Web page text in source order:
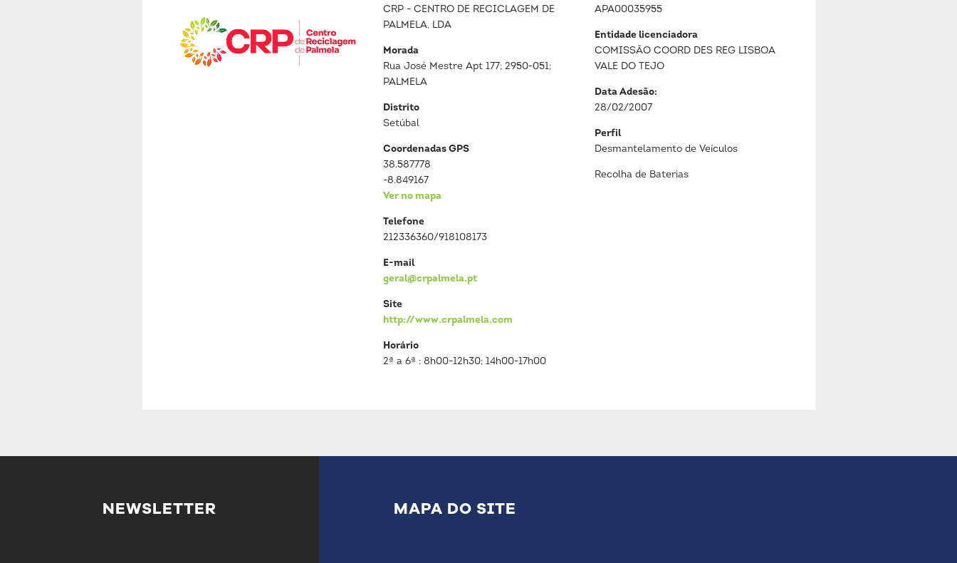
CRP - CENTRO DE RECICLAGEM DE
PALMELA, LDA
Morada
Rua José Mestre Apt 177; 2950-051;
PALMELA
Distrito
Setúbal
Coordenadas GPS
38.587778
-8.849167
Ver no mapa
Telefone
212336360/918108173
E-mail
geral@crpalmela.pt
Site
http://www.crpalmela.com
Horário
2ª a 6ª : 8h00-12h30; 14h00-17h00
APA00035955
Entidade licenciadora
COMISSÃO COORD DES REG LISBOA
VALE DO TEJO
Data Adesão:
28/02/2007
Perfil
Desmantelamento de Veículos
Recolha de Baterias
NEWSLETTER MAPA DO SITE